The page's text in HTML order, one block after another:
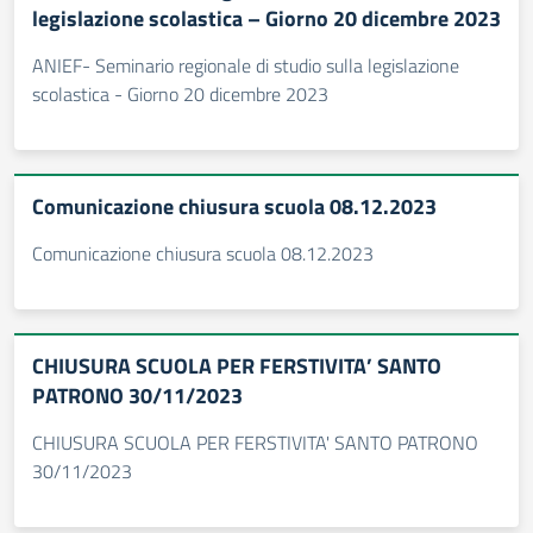
legislazione scolastica – Giorno 20 dicembre 2023
ANIEF- Seminario regionale di studio sulla legislazione
scolastica - Giorno 20 dicembre 2023
Comunicazione chiusura scuola 08.12.2023
Comunicazione chiusura scuola 08.12.2023
CHIUSURA SCUOLA PER FERSTIVITA’ SANTO
PATRONO 30/11/2023
CHIUSURA SCUOLA PER FERSTIVITA' SANTO PATRONO
30/11/2023